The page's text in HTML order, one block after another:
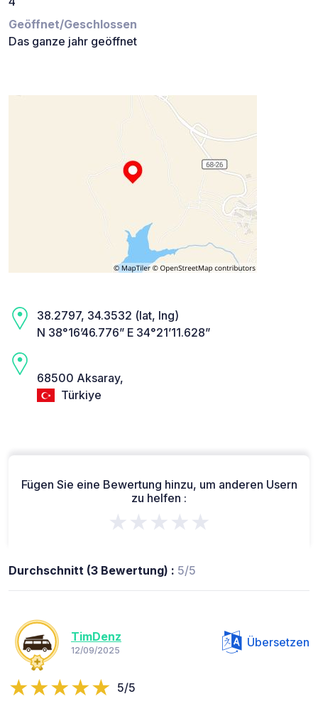
Geöffnet/Geschlossen
Das ganze jahr geöffnet
38.2797, 34.3532 (lat, lng)
N 38°16’46.776” E 34°21’11.628”
68500 Aksaray,
Türkiye
Fügen Sie eine Bewertung hinzu, um anderen Usern
zu helfen :
★★★★★
Durchschnitt (3 Bewertung) : 5/5
TimDenz
12/09/2025
Übersetzen
5/5